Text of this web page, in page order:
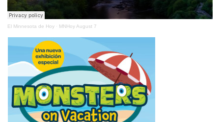
El Minnesota de Hoy · MNHoy August 7